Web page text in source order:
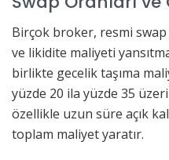
Birçok broker, resmi swap
ve likidite maliyeti
birlikte gecelik taşıma
yüzde 20 ila yüzde 35
özellikle uzun süre açık
toplam maliyet yaratır.